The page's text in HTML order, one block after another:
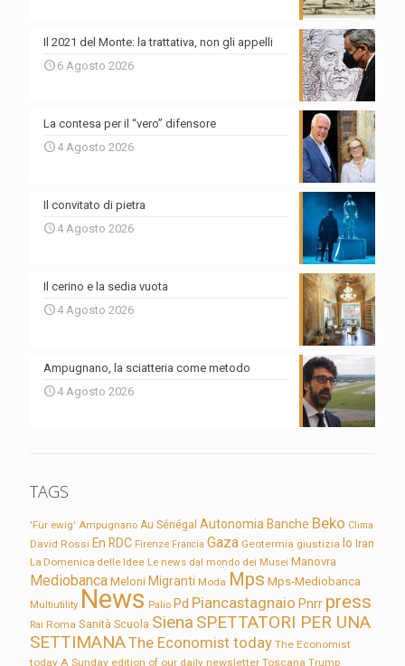
Il 2021 del Monte: la trattativa, non gli appelli
6 Agosto 2026
La contesa per il “vero” difensore
4 Agosto 2026
Il convitato di pietra
4 Agosto 2026
Il cerino e la sedia vuota
4 Agosto 2026
Ampugnano, la sciatteria come metodo
4 Agosto 2026
TAGS
'Für ewig' Ampugnano Au Sénégal Autonomia Banche Beko Clima
David Rossi En RDC Firenze Francia Gaza Geotermia giustizia Io Iran
La Domenica delle Idee Le news dal mondo dei Musei Manovra
Mediobanca Meloni Migranti Moda Mps Mps-Mediobanca
Multiutility News Palio Pd Piancastagnaio Pnrr press
Rai Roma Sanità Scuola Siena SPETTATORI PER UNA
SETTIMANAThe Economist today The Economist
today A Sunday edition of our daily newsletter Toscana Trump